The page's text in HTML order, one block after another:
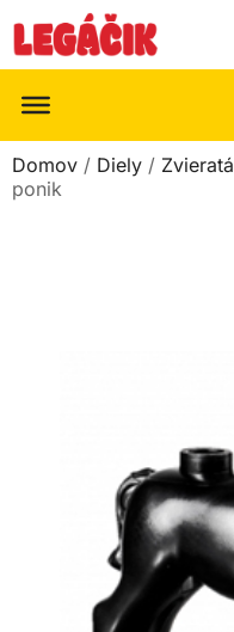
Domov / Diely / Zvieratá
ponik